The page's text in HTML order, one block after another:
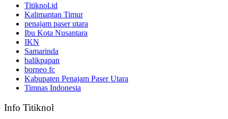
Titiknol.id
Kalimantan Timur
penajam paser utara
Ibu Kota Nusantara
IKN
Samarinda
balikpapan
borneo fc
Kabupaten Penajam Paser Utara
Timnas Indonesia
Info Titiknol